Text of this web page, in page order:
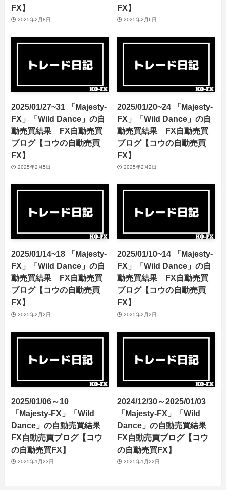
FX】
2025年2月8日
FX】
2025年2月6日
2025/01/27~31 「Majesty-
FX」「Wild Dance」の自
動売買結果 FX自動売買
ブログ【コウの自動売買
FX】
2025年2月5日
2025/01/20~24 「Majesty-
FX」「Wild Dance」の自
動売買結果 FX自動売買
ブログ【コウの自動売買
FX】
2025年2月2日
2025/01/14~18 「Majesty-
FX」「Wild Dance」の自
動売買結果 FX自動売買
ブログ【コウの自動売買
FX】
2025年2月2日
2025/01/10~14 「Majesty-
FX」「Wild Dance」の自
動売買結果 FX自動売買
ブログ【コウの自動売買
FX】
2025年2月2日
2025/01/06～10
「Majesty-FX」「Wild
Dance」の自動売買結果
FX自動売買ブログ【コウ
の自動売買FX】
2025年1月23日
2024/12/30～2025/01/03
「Majesty-FX」「Wild
Dance」の自動売買結果
FX自動売買ブログ【コウ
の自動売買FX】
2025年1月22日